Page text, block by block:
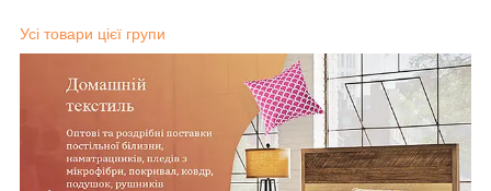
Усі товари цієї групи